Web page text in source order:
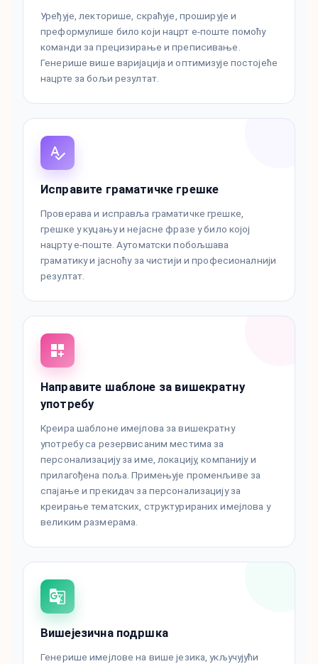
Уређује, лекторише, скраћује, проширује и
преформулише било који нацрт е-поште помоћу
команди за прецизирање и преписивање.
Генерише више варијација и оптимизује постојеће
нацрте за бољи резултат.
Исправите граматичке грешке
Проверава и исправља граматичке грешке,
грешке у куцању и нејасне фразе у било којој
нацрту е-поште. Аутоматски побољшава
граматику и јасноћу за чистији и професионалнији
резултат.
Направите шаблоне за вишекратну
употребу
Креира шаблоне имејлова за вишекратну
употребу са резервисаним местима за
персонализацију за име, локацију, компанију и
прилагођена поља. Примењује променљиве за
спајање и прекидач за персонализацију за
креирање тематских, структурираних имејлова у
великим размерама.
Вишејезична подршка
Генерише имејлове на више језика, укључујући